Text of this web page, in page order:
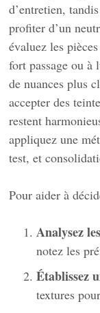
d’entretien,
profiter d’un
évaluez les
fort passage ou à
de nuances plus
accepter des
restent
appliquez une
test, et
Pour aider à
Analysez
notez les
Établissez
textures